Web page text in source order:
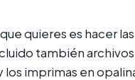
quieres es hacer
también
los imprimas en